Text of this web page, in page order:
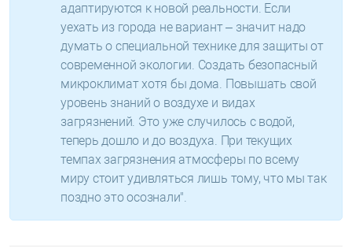
адаптируются к новой реальности. Если
уехать из города не вариант – значит надо
думать о специальной технике для защиты от
современной экологии. Создать безопасный
микроклимат хотя бы дома. Повышать свой
уровень знаний о воздухе и видах
загрязнений. Это уже случилось с водой,
теперь дошло и до воздуха. При текущих
темпах загрязнения атмосферы по всему
миру стоит удивляться лишь тому, что мы так
поздно это осознали".